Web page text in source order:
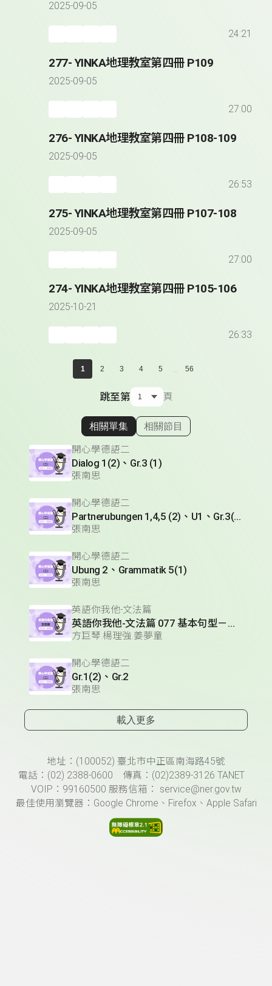
2025-09-05
24:21
277- YINKA地理教室第四冊 P109
2025-09-05
27:00
276- YINKA地理教室第四冊 P108-109
2025-09-05
26:53
275- YINKA地理教室第四冊 P107-108
2025-09-05
27:00
274- YINKA地理教室第四冊 P105-106
2025-10-21
26:33
1 2 3 4 5 ... 56
跳至第 頁
顯示相關單集
相關單集 相關節目
開心學德語二
Dialog 1(2)、Gr.3 (1)
張南思
開心學德語二
Partnerubungen 1,4,5 (2)、U1、Gr.3(1)
張南思
開心學德語二
Ubung 2、Grammatik 5(1)
張南思
英語你我他-文法篇
英語你我他-文法篇 077 基本句型－必定；推測
方巨琴.楊理強.姜夢童
開心學德語二
Gr.1(2)、Gr.2
張南思
載入更多
頁尾資訊地址：(100052) 臺北市中正區南海路45號
電話：(02) 2388-0600 傳真：(02)2389-3126 TANET
VOIP：99160500 服務信箱： service@ner.gov.tw
最佳使用瀏覽器：Google Chrome、Firefox、Apple Safari